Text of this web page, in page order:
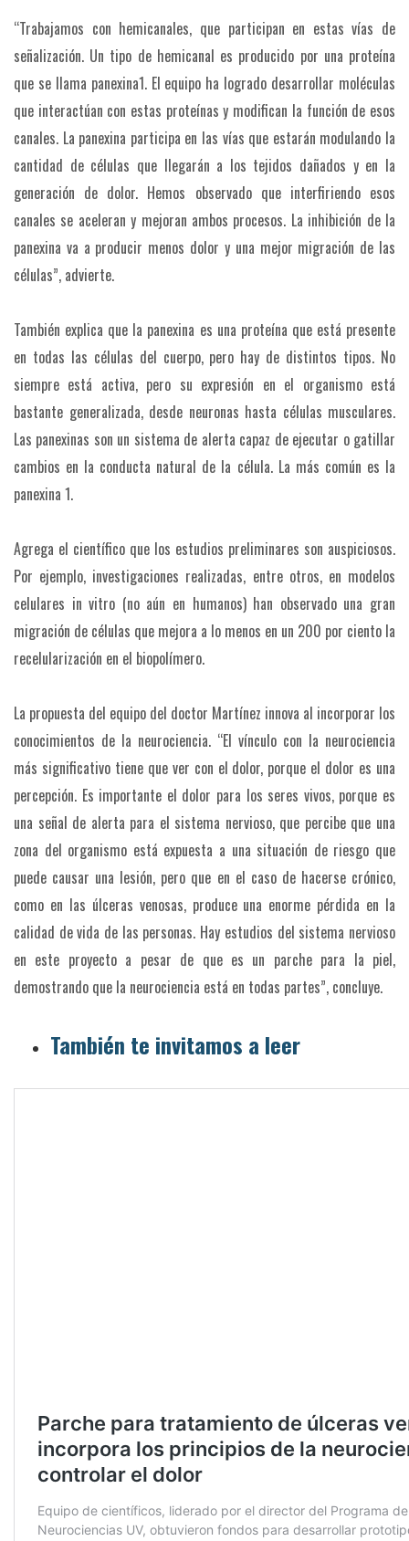
“Trabajamos con hemicanales, que participan en estas vías de
señalización. Un tipo de hemicanal es producido por una proteína
que se llama panexina1. El equipo ha logrado desarrollar moléculas
que interactúan con estas proteínas y modifican la función de esos
canales. La panexina participa en las vías que estarán modulando la
cantidad de células que llegarán a los tejidos dañados y en la
generación de dolor. Hemos observado que interfiriendo esos
canales se aceleran y mejoran ambos procesos. La inhibición de la
panexina va a producir menos dolor y una mejor migración de las
células”, advierte.
También explica que la panexina es una proteína que está presente
en todas las células del cuerpo, pero hay de distintos tipos. No
siempre está activa, pero su expresión en el organismo está
bastante generalizada, desde neuronas hasta células musculares.
Las panexinas son un sistema de alerta capaz de ejecutar o gatillar
cambios en la conducta natural de la célula. La más común es la
panexina 1.
Agrega el científico que los estudios preliminares son auspiciosos.
Por ejemplo, investigaciones realizadas, entre otros, en modelos
celulares in vitro (no aún en humanos) han observado una gran
migración de células que mejora a lo menos en un 200 por ciento la
recelularización en el biopolímero.
La propuesta del equipo del doctor Martínez innova al incorporar los
conocimientos de la neurociencia. “El vínculo con la neurociencia
más significativo tiene que ver con el dolor, porque el dolor es una
percepción. Es importante el dolor para los seres vivos, porque es
una señal de alerta para el sistema nervioso, que percibe que una
zona del organismo está expuesta a una situación de riesgo que
puede causar una lesión, pero que en el caso de hacerse crónico,
como en las úlceras venosas, produce una enorme pérdida en la
calidad de vida de las personas. Hay estudios del sistema nervioso
en este proyecto a pesar de que es un parche para la piel,
demostrando que la neurociencia está en todas partes”, concluye.
También te invitamos a leer